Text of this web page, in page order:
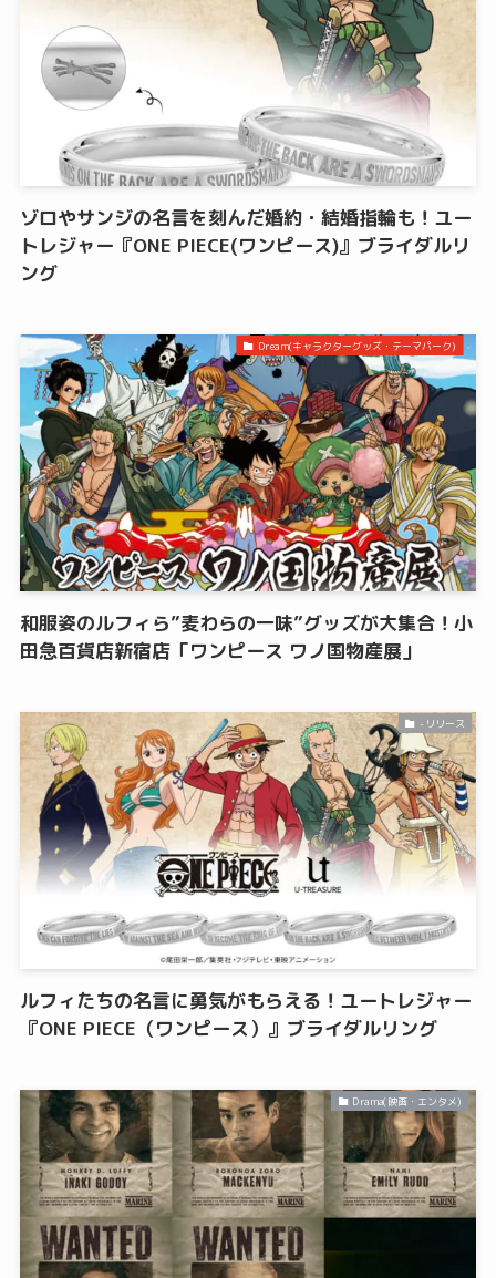
ゾロやサンジの名言を刻んだ婚約・結婚指輪も！ユー
トレジャー『ONE PIECE(ワンピース)』ブライダルリ
ング
Dream(キャラクターグッズ・テーマパーク)
和服姿のルフィら”麦わらの一味”グッズが大集合！小
田急百貨店新宿店「ワンピース ワノ国物産展」
-リリース
ルフィたちの名言に勇気がもらえる！ユートレジャー
『ONE PIECE（ワンピース）』ブライダルリング
Drama(映画・エンタメ)